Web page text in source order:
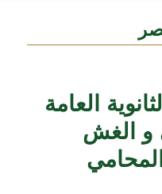
العامة
و الغش